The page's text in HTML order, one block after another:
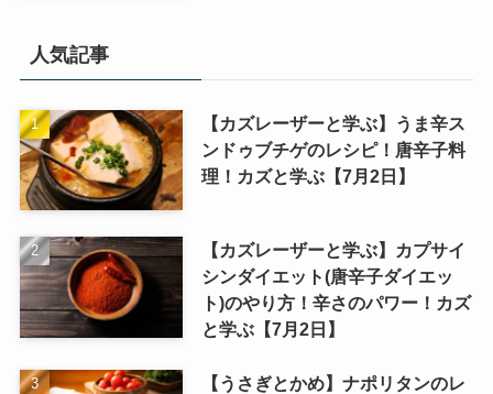
人気記事
【カズレーザーと学ぶ】うま辛ス
ンドゥブチゲのレシピ！唐辛子料
理！カズと学ぶ【7月2日】
【カズレーザーと学ぶ】カプサイ
シンダイエット(唐辛子ダイエッ
ト)のやり方！辛さのパワー！カズ
と学ぶ【7月2日】
【うさぎとかめ】ナポリタンのレ